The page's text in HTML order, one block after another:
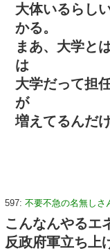
大体いるらし
かる。
まあ、大学と
は
大学だって担
が
増えてるんだ
597: 不要不急の名無しさ
こんなんやるエ
反政府軍立ち上